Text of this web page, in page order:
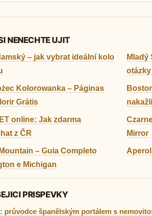
NENECHTE UJIT
– jak vybrat ideální kolo
Mladý
otázky
Kolorowanka – Páginas
Grátis
online: Jak zdarma
z ČR
Mirror
– Guia Completo
e Michigan
PRISPEVKY
průvodce španělským portálem s